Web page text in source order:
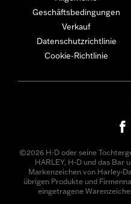
Geschäftsbedingungen
Verkauf
Datenschutzrichtlinie
Cookie-Richtlinie
©2026 H-D oder seine
HARLEY, H-D und das Bar
Markenzeichen von Harley-
übrigen Produkte und
eingetragene